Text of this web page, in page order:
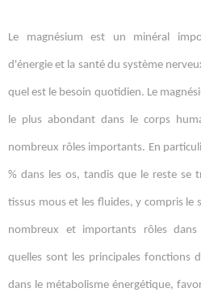
Le magnésium est un minéral
d'énergie et la santé du système
quel est le besoin quotidien. Le
le plus abondant dans le corps
nombreux rôles importants. En
% dans les os, tandis que le reste se
tissus mous et les fluides, y compris le
nombreux et importants rôles
quelles sont les principales fonctions
dans le métabolisme énergétique,